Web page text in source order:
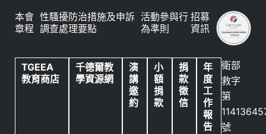
本會
章程
性騷擾防治措施及申訴
調查處理要點
活動參與行
為準則
招募
資訊
TGEEA
教育商店
千德爾教
學資源網
演
講
邀
約
小
額
捐
款
捐
款
徵
信
年
度
工
作
報
告
衛部
救字
第
號